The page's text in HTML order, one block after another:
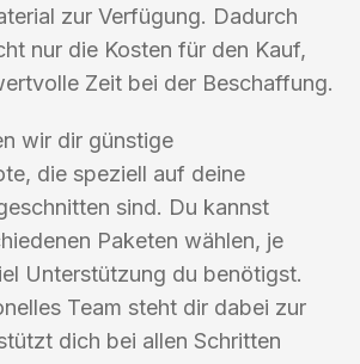
zur Verfügung. Dadurch
nur die Kosten für den Kauf,
Zeit bei der Beschaffung.
wir dir günstige
die speziell auf deine
sind. Du kannst
Paketen wählen, je
Unterstützung du benötigst.
Team steht dir dabei zur
dich bei allen Schritten